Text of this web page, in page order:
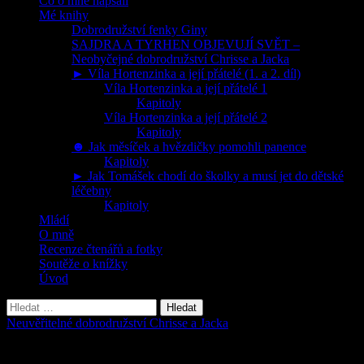
Mé knihy
Dobrodružství fenky Giny
SAJDRA A TYRHEN OBJEVUJÍ SVĚT –
Neobyčejné dobrodružství Chrisse a Jacka
► Víla Hortenzinka a její přátelé (1. a 2. díl)
Víla Hortenzinka a její přátelé 1
Kapitoly
Víla Hortenzinka a její přátelé 2
Kapitoly
☻ Jak měsíček a hvězdičky pomohli panence
Kapitoly
► Jak Tomášek chodí do školky a musí jet do dětské
léčebny
Kapitoly
Mládí
O mně
Recenze čtenářů a fotky
Soutěže o knížky
Úvod
Vyhledávání
Neuvěřitelné dobrodružství Chrisse a Jacka